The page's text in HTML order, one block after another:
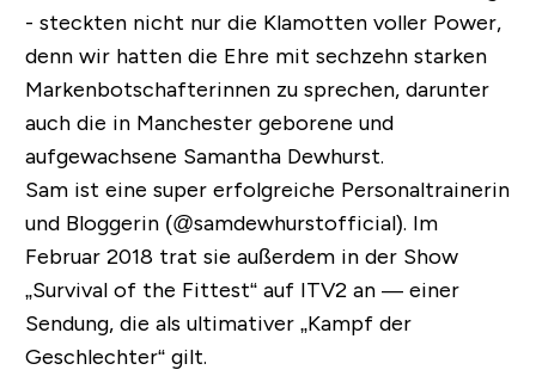
- steckten nicht nur die Klamotten voller Power,
denn wir hatten die Ehre mit sechzehn starken
Markenbotschafterinnen zu sprechen, darunter
auch die in Manchester geborene und
aufgewachsene Samantha Dewhurst.
Sam ist eine super erfolgreiche Personaltrainerin
und Bloggerin (@samdewhurstofficial). Im
Februar 2018 trat sie außerdem in der Show
„Survival of the Fittest“ auf ITV2 an — einer
Sendung, die als ultimativer „Kampf der
Geschlechter“ gilt.